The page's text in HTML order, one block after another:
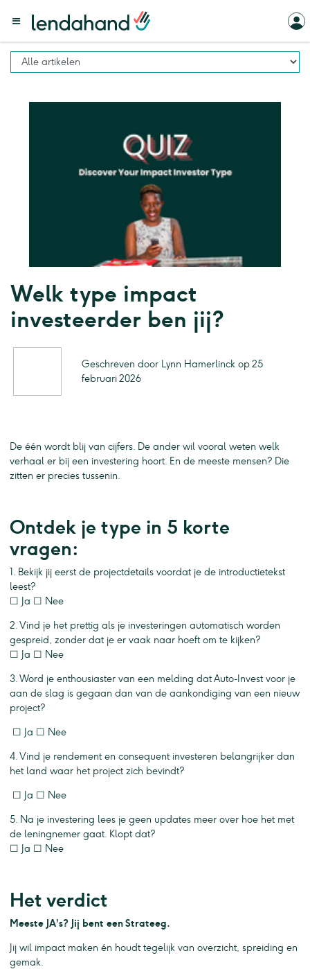
Welk type impact
investeerder ben jij?
Geschreven door Lynn Hamerlinck op 25
februari 2026
De één wordt blij van cijfers. De ander wil vooral weten welk
verhaal er bij een investering hoort. En de meeste mensen? Die
zitten er precies tussenin.
Ontdek je type in 5 korte
vragen:
1. Bekijk jij eerst de projectdetails voordat je de introductietekst
leest?
☐ Ja ☐ Nee
2. Vind je het prettig als je investeringen automatisch worden
gespreid, zonder dat je er vaak naar hoeft om te kijken?
☐ Ja ☐ Nee
3. Word je enthousiaster van een melding dat Auto-Invest voor je
aan de slag is gegaan dan van de aankondiging van een nieuw
project?
☐ Ja ☐ Nee
4. Vind je rendement en consequent investeren belangrijker dan
het land waar het project zich bevindt?
☐ Ja ☐ Nee
5. Na je investering lees je geen updates meer over hoe het met
de leningnemer gaat. Klopt dat?
☐ Ja ☐ Nee
Het verdict
Meeste JA’s? Jij bent een Strateeg.
Jij wil impact maken én houdt tegelijk van overzicht, spreiding en
gemak.